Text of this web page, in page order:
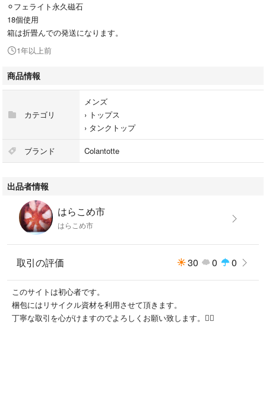
⚪︎フェライト永久磁石
18個使用
箱は折畳んでの発送になります。
1年以上前
商品情報
カテゴリ
メンズ
› トップス
› タンクトップ
ブランド Colantotte
出品者情報
はらこめ市
はらこめ市
取引の評価 30 0 0
このサイトは初心者です。
梱包にはリサイクル資材を利用させて頂きます。
丁寧な取引を心がけますのでよろしくお願い致します。🙇‍♂️